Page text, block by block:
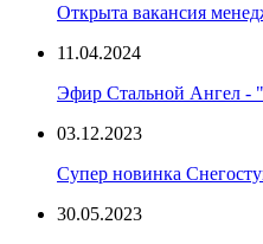
Открыта вакансия
11.04.2024
Эфир Стальной Ангел -
03.12.2023
Супер новинка
30.05.2023